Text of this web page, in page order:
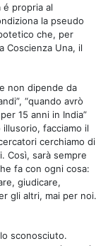
propria al
la pseudo
che, per
Coscienza Una, il
non dipende da
“quando avrò
15 anni in India”
facciamo il
cerchiamo di
Così, sarà sempre
fa con ogni cosa:
giudicare,
gli altri, mai per noi.
sconosciuto.